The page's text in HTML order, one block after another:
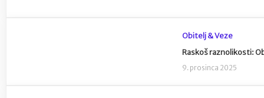
Obitelj & Veze
Raskoš raznolikosti:
9. prosinca 2025